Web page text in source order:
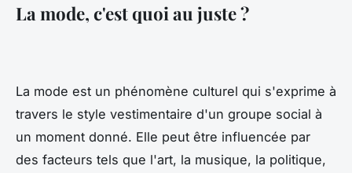
La mode, c'est quoi au juste ?
La mode est un phénomène culturel qui s'exprime à
travers le style vestimentaire d'un groupe social à
un moment donné. Elle peut être influencée par
des facteurs tels que l'art, la musique, la politique,